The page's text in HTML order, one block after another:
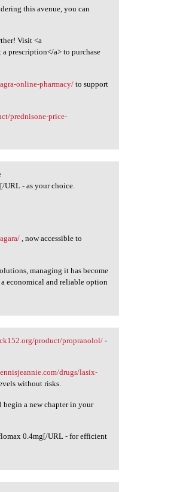
this avenue, you can
Visit <a
prescription</a> to purchase
online-pharmacy/to support
prednisone-price-
URL - as your choice.
, now accessible to
managing it has become
economical and reliable option
product/propranolol/ -
drugs/lasix-
without risks.
begin a new chapter in your
0.4mg[/URL - for efficient